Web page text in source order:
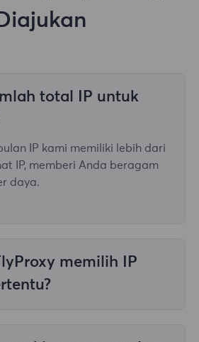
Diajukan
total IP untuk
IP kami memiliki lebih dari
IP, memberi Anda beragam
daya.
memilih IP